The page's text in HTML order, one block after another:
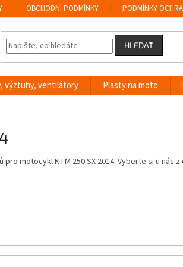
OBCHODNÍ PODMÍNKY PODMÍNKY
HLEDAT
výztuhy, ventilátory Plasty na moto
motocykl KTM 250 SX 2014. Vyberte si u nás